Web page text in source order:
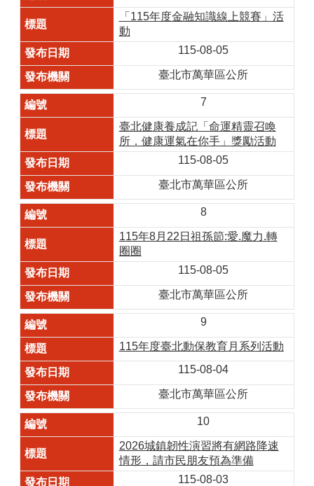
「115年度金融知識線上競賽」活
動
115-08-05
臺北市萬華區公所
7
臺北健康養成記「命運精靈召喚
所．健康運氣在你手」獎勵活動
115-08-05
臺北市萬華區公所
8
115年8月22日祖孫節:愛.魔力.轉
圈圈
115-08-05
臺北市萬華區公所
9
115年度臺北動保教育月系列活動
115-08-04
臺北市萬華區公所
10
2026城鎮韌性演習將有網路降速
情形，請市民朋友預為準備
115-08-03